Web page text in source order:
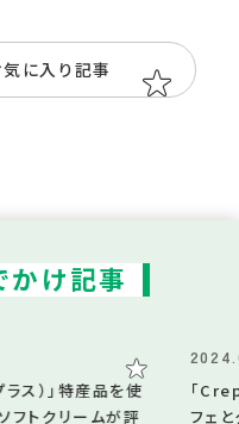
気に入り記事
かけ記事
ス）」特産品を使
フトクリームが評
「
フェ